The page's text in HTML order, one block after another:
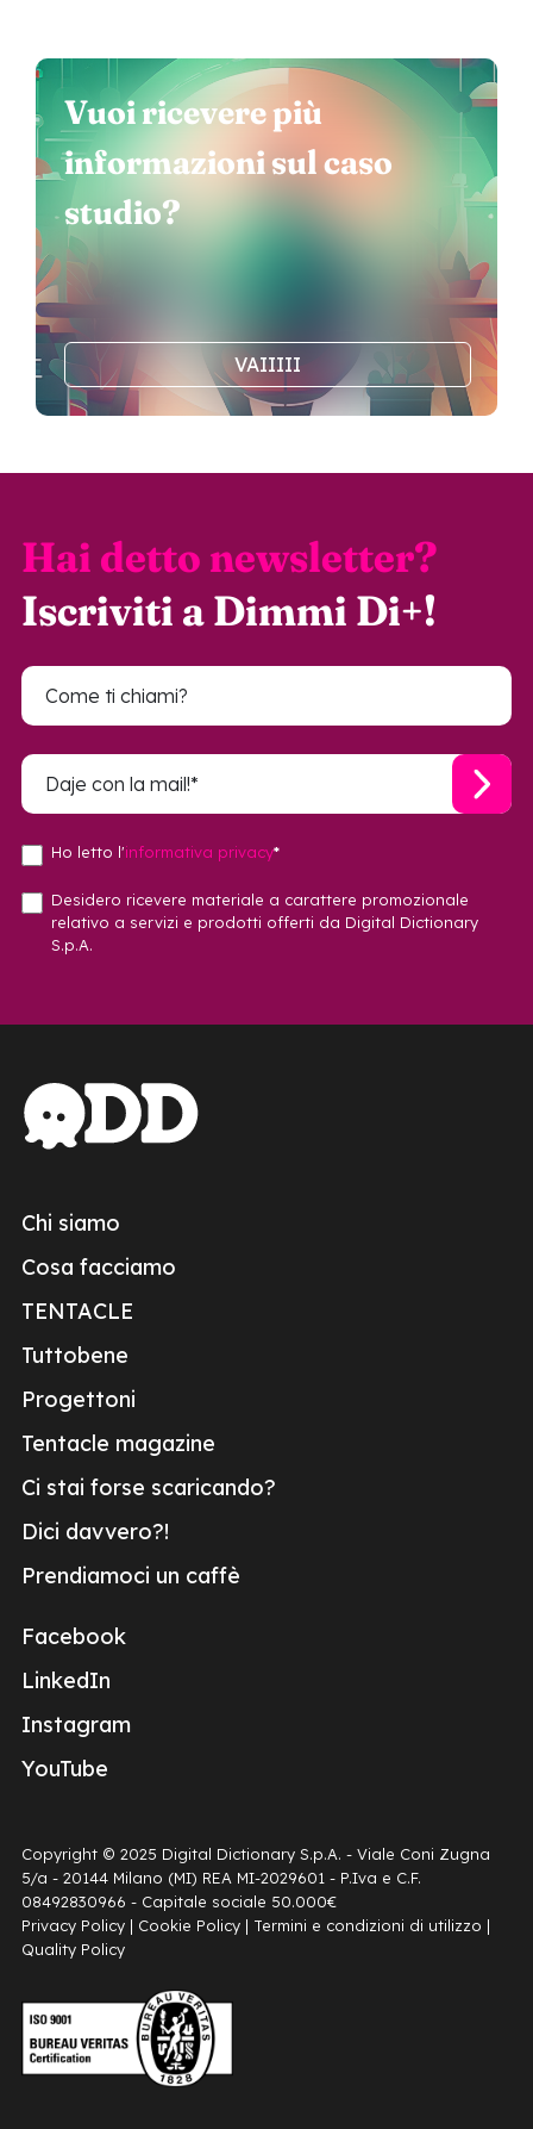
Vuoi ricevere più
informazioni sul caso
studio?
VAIIIII
Hai detto newsletter?
Iscriviti a Dimmi Di+!
Ho letto l'informativa privacy*
Desidero ricevere materiale a carattere promozionale
relativo a servizi e prodotti offerti da Digital Dictionary
S.p.A.
Chi siamo
Cosa facciamo
TENTACLE
Tuttobene
Progettoni
Tentacle magazine
Ci stai forse scaricando?
Dici davvero?!
Prendiamoci un caffè
Facebook
LinkedIn
Instagram
YouTube
Copyright © 2025 Digital Dictionary S.p.A. - Viale Coni Zugna
5/a - 20144 Milano (MI) REA MI-2029601 - P.Iva e C.F.
08492830966 - Capitale sociale 50.000€
Privacy Policy | Cookie Policy | Termini e condizioni di utilizzo |
Quality Policy